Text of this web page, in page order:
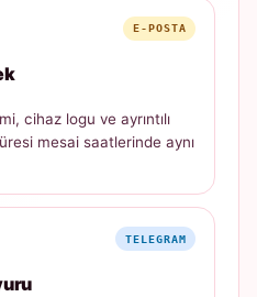
E-POSTA
cihaz logu ve ayrıntılı
mesai saatlerinde aynı
TELEGRAM